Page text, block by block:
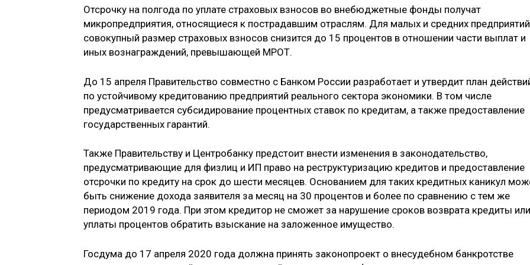
Отсрочку на полгода по уплате страховых взносов во внебюджетные фонды получат
микропредприятия, относящиеся к пострадавшим отраслям. Для малых и средних предприятий
совокупный размер страховых взносов снизится до 15 процентов в отношении части выплат и
иных вознаграждений, превышающей МРОТ.
До 15 апреля Правительство совместно с Банком России разработает и утвердит план
по устойчивому кредитованию предприятий реального сектора экономики. В том числе
предусматривается субсидирование процентных ставок по кредитам, а также предоставление
государственных гарантий.
Также Правительству и Центробанку предстоит внести изменения в законодательство,
предусматривающие для физлиц и ИП право на реструктуризацию кредитов и предоставление
отсрочки по кредиту на срок до шести месяцев. Основанием для таких кредитных каникул
быть снижение дохода заявителя за месяц на 30 процентов и более по сравнению с тем же
периодом 2019 года. При этом кредитор не сможет за нарушение сроков возврата кредиты или
уплаты процентов обратить взыскание на заложенное имущество.
Госдума до 17 апреля 2020 года должна принять законопроект о внесудебном банкротстве